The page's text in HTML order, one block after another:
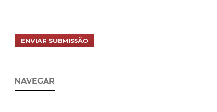
ENVIAR SUBMISSÃO
NAVEGAR